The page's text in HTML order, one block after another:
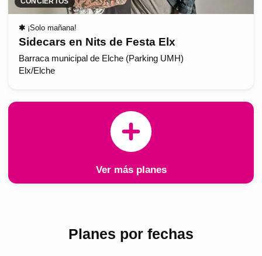
✱ ¡Solo mañana!
Sidecars en Nits de Festa Elx
Barraca municipal de Elche (Parking UMH)
Elx/Elche
Ver más planes
Planes por fechas